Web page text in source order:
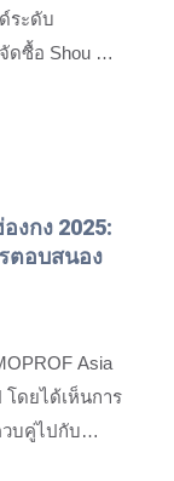
ระดับ
ซื้อ Shou He
รงและการมี
เดียวกันก็
จัยและพัฒนา
ODM แปรง
วมแบบพบปะ
ที่หลากหลาย
ามร่วมมือที่มี
ายการมีอยู่
องกง 2025:
ตอบสนอง
Asia
โดยได้เห็นการ
บคู่ไปกับ